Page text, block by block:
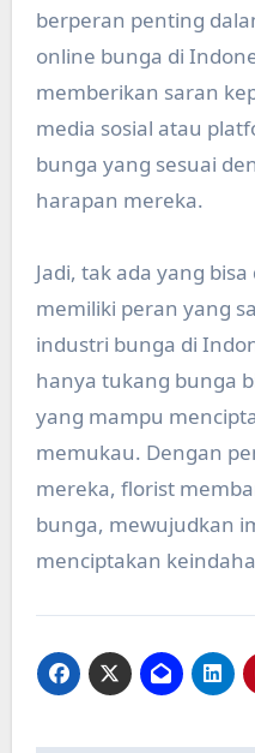
berperan penting
online bunga di
memberikan saran
media sosial atau
bunga yang sesuai
harapan mereka.
Jadi, tak ada yang
memiliki peran yang
industri bunga di
hanya tukang bunga
yang mampu
memukau. Dengan
mereka, florist
bunga, mewujudkan
menciptakan